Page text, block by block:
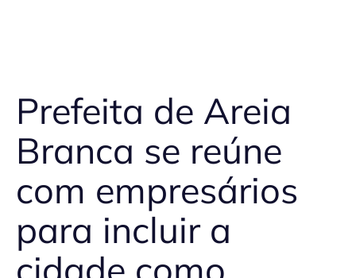
Prefeita de Areia
Branca se reúne
com empresários
para incluir a